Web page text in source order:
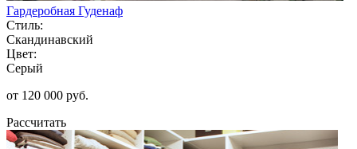
Гардеробная Гуденаф
Стиль:
Скандинавский
Цвет:
Серый
от 120 000 руб.
Рассчитать